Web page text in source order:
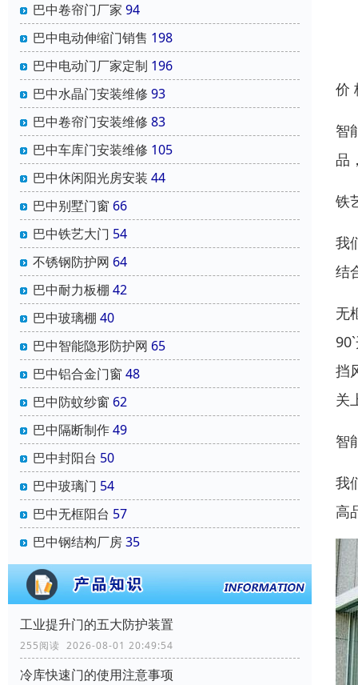
巴中卷帘门厂家 94
巴中电动伸缩门销售 198
巴中电动门厂家定制 196
巴中水晶门安装维修 93
巴中卷帘门安装维修 83
巴中车库门安装维修 105
巴中休闲阳光房安装 44
巴中别墅门窗 66
巴中铁艺大门 54
不锈钢防护网 64
巴中耐力板棚 42
巴中玻璃棚 40
巴中智能隐形防护网 65
巴中铝合金门窗 48
巴中防蚊纱窗 62
巴中隔断制作49
巴中封阳台 50
巴中玻璃门 54
巴中无框阳台 57
巴中钢结构厂房35
工业提升门的五大防护装置
255阅读 2026-08-01 20:49:54
冷库快速门的使用注意事项
价
智
品
铁
我
结
无
挡
关
智
我
高